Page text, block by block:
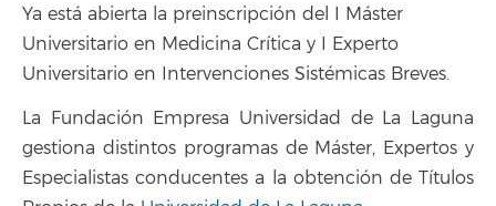
Ya está abierta la preinscripción del I Máster
Universitario en Medicina Crítica y I Experto
Universitario en Intervenciones Sistémicas Breves.
La Fundación Empresa Universidad de La Laguna
gestiona distintos programas de Máster, Expertos y
Especialistas conducentes a la obtención de Títulos